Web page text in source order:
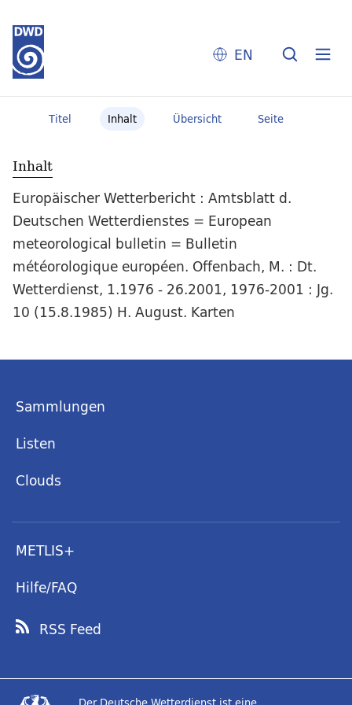
EN
Titel Inhalt Übersicht Seite
Inhalt
Europäischer Wetterbericht : Amtsblatt d.
Deutschen Wetterdienstes = European
meteorological bulletin = Bulletin
météorologique européen. Offenbach, M. : Dt.
Wetterdienst, 1.1976 - 26.2001, 1976-2001 : Jg.
10 (15.8.1985) H. August. Karten
Sammlungen
Listen
Clouds
METLIS+
Hilfe/FAQ
RSS Feed